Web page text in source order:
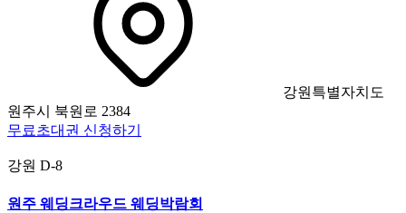
강원특별자치도
원주시 북원로 2384
무료초대권 신청하기
강원 D-8
원주 웨딩크라우드 웨딩박람회